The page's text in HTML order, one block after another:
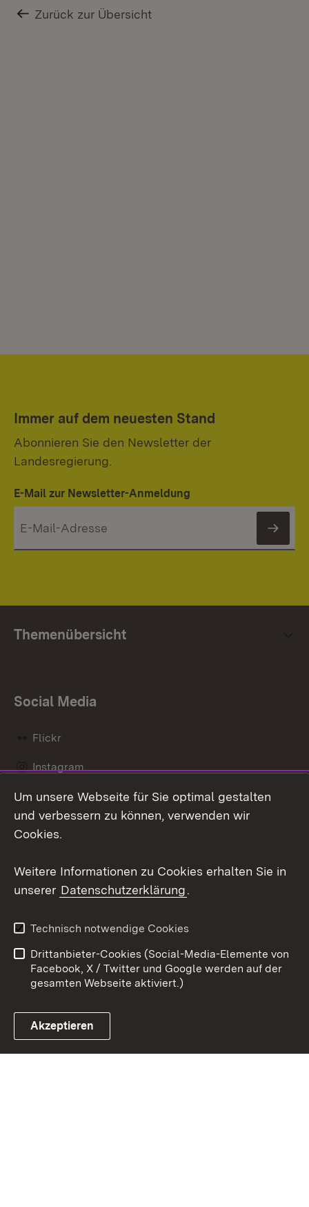
Zurück zur Übersicht
Immer auf dem neuesten Stand
Abonnieren Sie den Newsletter der
Landesregierung.
E-Mail zur Newsletter-Anmeldung
Themenübersicht
Social Media
Flickr
Instagram
Social Wall
Link zum Landesportal
Barrierefreiheit
Benutzungshinweise
Impressum
Cookies
Um unsere Webseite für Sie optimal gestalten
und verbessern zu können, verwenden wir
Cookies.
Weitere Informationen zu Cookies erhalten Sie in
unserer Datenschutzerklärung.
Technisch notwendige Cookies
Drittanbieter-Cookies (Social-Media-Elemente von
Facebook, X / Twitter und Google werden auf der
gesamten Webseite aktiviert.)
Akzeptieren